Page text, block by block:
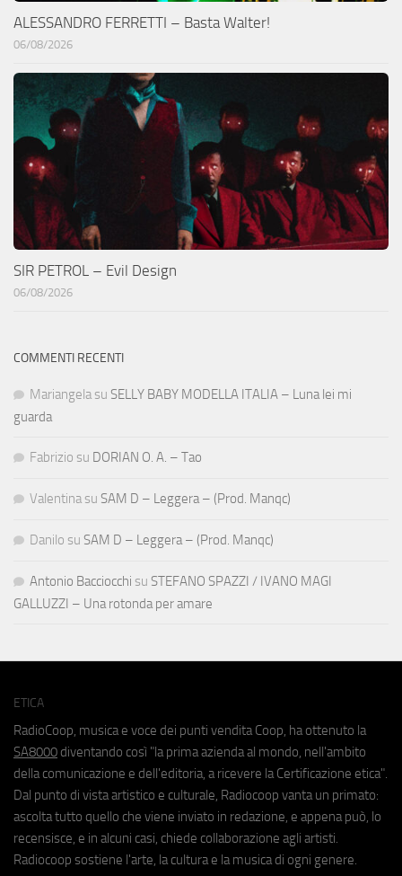
ALESSANDRO FERRETTI – Basta Walter!
06/08/2026
SIR PETROL – Evil Design
06/08/2026
COMMENTI RECENTI
Mariangela su SELLY BABY MODELLA ITALIA – Luna lei mi
guarda
Fabrizio su DORIAN O. A. – Tao
Valentina su SAM D – Leggera – (Prod. Manqc)
Danilo su SAM D – Leggera – (Prod. Manqc)
Antonio Bacciocchi su STEFANO SPAZZI / IVANO MAGI
GALLUZZI – Una rotonda per amare
ETICA
RadioCoop, musica e voce dei punti vendita Coop, ha ottenuto la
SA8000 diventando così "la prima azienda al mondo, nell'ambito
della comunicazione e dell'editoria, a ricevere la Certificazione etica".
Dal punto di vista artistico e culturale, Radiocoop vanta un primato:
ascolta tutto quello che viene inviato in redazione, e appena può, lo
recensisce, e in alcuni casi, chiede collaborazione agli artisti.
Radiocoop sostiene l'arte, la cultura e la musica di ogni genere.